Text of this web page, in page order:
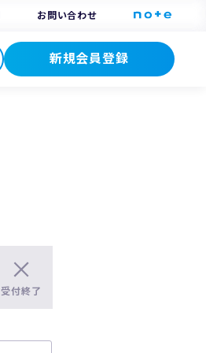
お問い合わせ
新規会員登録
受付終了